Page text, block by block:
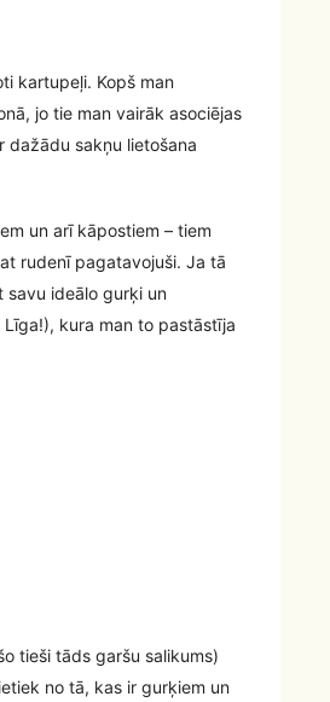
kartupeļi. Kopš man
jo tie man vairāk asociējas
dažādu sakņu lietošana
un arī kāpostiem – tiem
rudenī pagatavojuši. Ja tā
savu ideālo gurķi un
kura man to pastāstīja
tieši tāds garšu salikums)
no tā, kas ir gurķiem un